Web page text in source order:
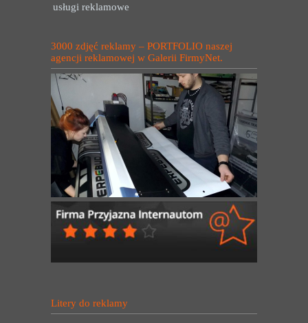
usługi reklamowe
3000 zdjęć reklamy – PORTFOLIO naszej
agencji reklamowej w Galerii FirmyNet.
Litery do reklamy